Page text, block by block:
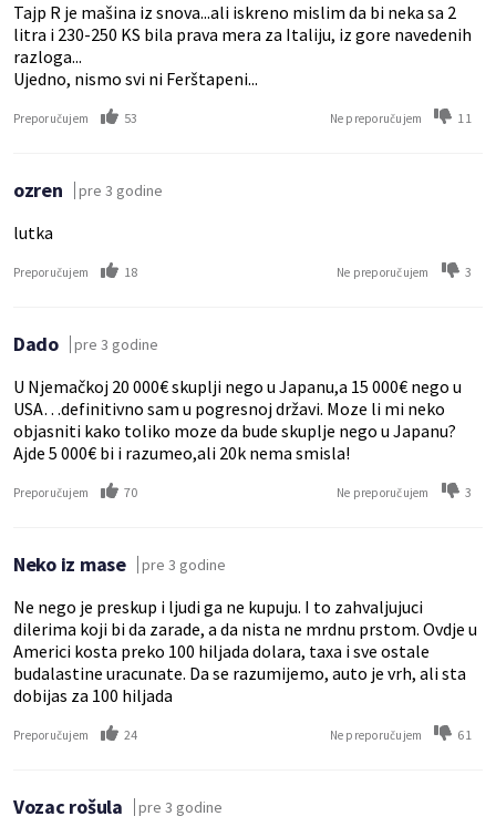
Tajp R je mašina iz snova...ali iskreno mislim da bi neka sa 2
litra i 230-250 KS bila prava mera za Italiju, iz gore navedenih
razloga...
Ujedno, nismo svi ni Ferštapeni...
Preporučujem 53 Ne preporučujem 11
ozren pre 3 godine
lutka
Preporučujem 18 Ne preporučujem 3
Dado pre 3 godine
U Njemačkoj 20 000€ skuplji nego u Japanu,a 15 000€ nego u
USA…definitivno sam u pogresnoj državi. Moze li mi neko
objasniti kako toliko moze da bude skuplje nego u Japanu?
Ajde 5 000€ bi i razumeo,ali 20k nema smisla!
Preporučujem 70 Ne preporučujem 3
Neko iz mase pre 3 godine
Ne nego je preskup i ljudi ga ne kupuju. I to zahvaljujuci
dilerima koji bi da zarade, a da nista ne mrdnu prstom. Ovdje u
Americi kosta preko 100 hiljada dolara, taxa i sve ostale
budalastine uracunate. Da se razumijemo, auto je vrh, ali sta
dobijas za 100 hiljada
Preporučujem 24 Ne preporučujem 61
Vozac rošula pre 3 godine